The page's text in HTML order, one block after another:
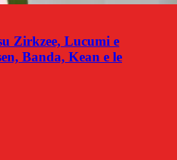
Zirkzee, Lucumi e
Banda, Kean e le